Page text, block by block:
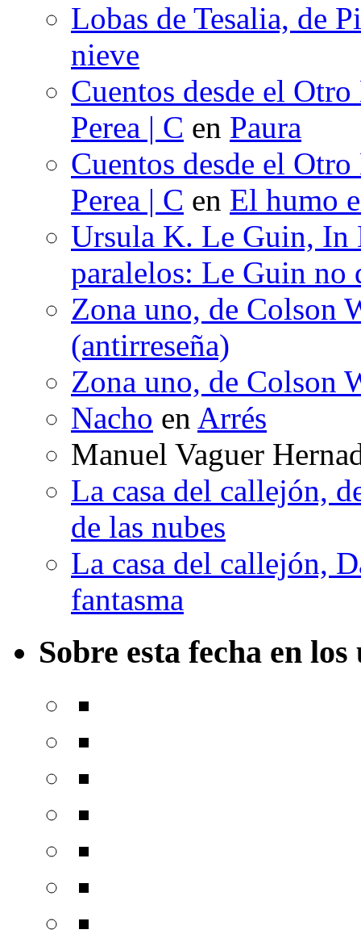
Lobas de Tesalia, de
nieve
Cuentos desde el
Perea | C en Paura
Cuentos desde el
Perea | C en El humo
Ursula K. Le Guin, In
paralelos: Le Guin no
Zona uno, de Colson
(antirreseña)
Zona uno, de Colson
Nacho en Arrés
Manuel Vaguer
La casa del callejón,
de las nubes
La casa del callejón,
fantasma
Sobre esta fecha en